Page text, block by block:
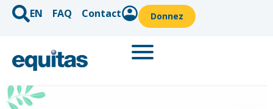
EN FAQ Contact Donnez